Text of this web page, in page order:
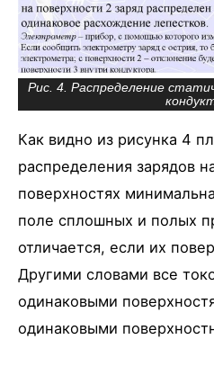
Рис. 4. Распределение
Как видно из рисунка 4
распределения зарядов
поверхностях
поле сплошных и полых
отличается, если их
Другими словами все
одинаковыми
одинаковыми